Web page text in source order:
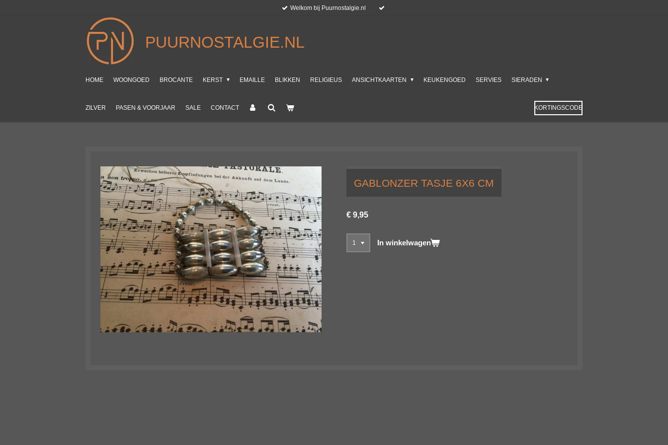
Welkom bij Puurnostalgie.nl
PUURNOSTALGIE.NL
HOME WOONGOED BROCANTE KERST EMAILLE BLIKKEN RELIGIEUS ANSICHTKAARTEN KEUKENGOED SERVIES SIERADEN
ZILVER PASEN & VOORJAAR SALE CONTACT KORTINGSCODE
GABLONZER TASJE 6X6 CM
€ 9,95
In winkelwagen